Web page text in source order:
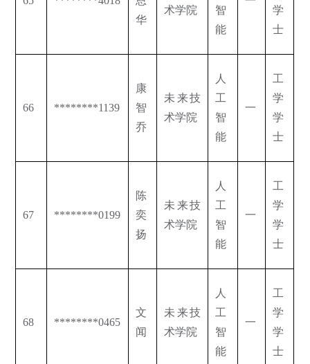
华
术学院
智
能
学
士
66 ********1139
康
智
乔
未来技
术学院
人
工
智
能
一
工
学
学
士
67 ********0199
陈
奕
扬
未来技
术学院
人
工
智
能
一
工
学
学
士
68 ********0465
文
闻
未来技
术学院
人
工
智
能
一
工
学
学
士